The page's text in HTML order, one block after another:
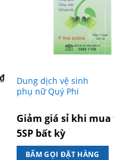
₫
Dung dịch vệ sinh
phụ nữ Quý Phi
Giảm giá sỉ khi
5SP bất kỳ
BẤM GỌI ĐẶT HÀNG